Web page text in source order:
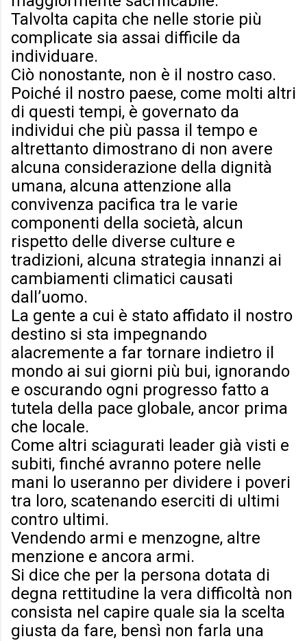
Talvolta capita che nelle storie più
complicate sia assai difficile da
individuare.
Ciò nonostante, non è il nostro caso.
Poiché il nostro paese, come molti altri
di questi tempi, è governato da
individui che più passa il tempo e
altrettanto dimostrano di non avere
alcuna considerazione della dignità
umana, alcuna attenzione alla
convivenza pacifica tra le varie
componenti della società, alcun
rispetto delle diverse culture e
tradizioni, alcuna strategia innanzi ai
cambiamenti climatici causati
dall’uomo.
La gente a cui è stato affidato il nostro
destino si sta impegnando
alacremente a far tornare indietro il
mondo ai sui giorni più bui, ignorando
e oscurando ogni progresso fatto a
tutela della pace globale, ancor prima
che locale.
Come altri sciagurati leader già visti e
subiti, finché avranno potere nelle
mani lo useranno per dividere i poveri
tra loro, scatenando eserciti di ultimi
contro ultimi.
Vendendo armi e menzogne, altre
menzione e ancora armi.
Si dice che per la persona dotata di
degna rettitudine la vera difficoltà non
consista nel capire quale sia la scelta
giusta da fare, bensì non farla una